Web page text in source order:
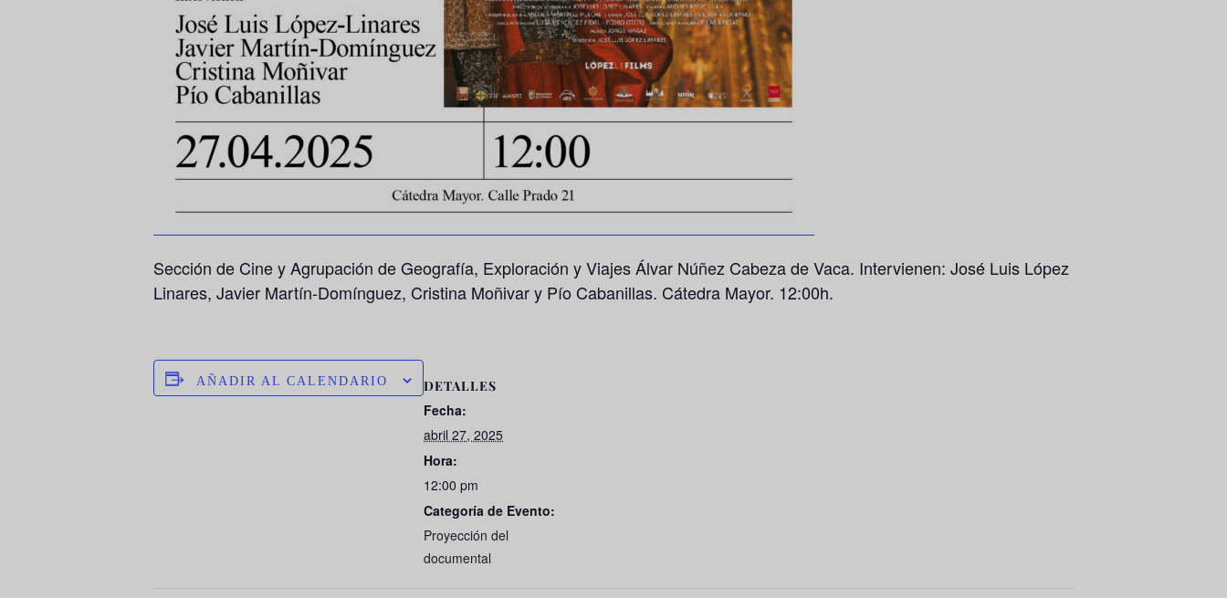
Sección de Cine y Agrupación de Geografía, Exploración y Viajes Álvar Núñez Cabeza de Vaca. Intervienen: José Luis López
Linares, Javier Martín-Domínguez, Cristina Moñivary Pío Cabanillas. Cátedra Mayor. 12:00h.
AÑADIR AL CALENDARIO DETALLES
Fecha:
abril 27, 2025
Hora:
12:00 pm
Categoría de Evento:
Proyección del
documental